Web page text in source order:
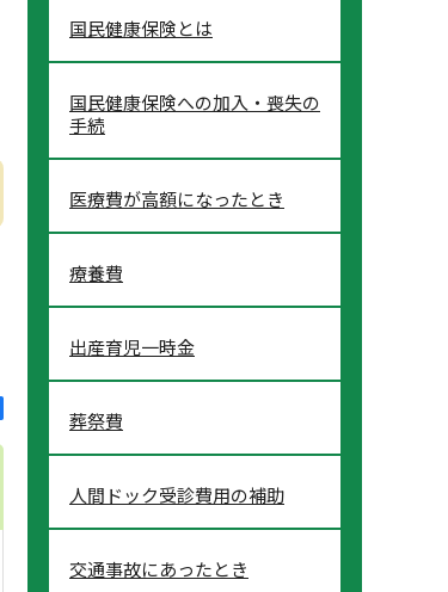
国民健康保険とは
国民健康保険への加入・喪失の
手続
医療費が高額になったとき
療養費
出産育児一時金
葬祭費
人間ドック受診費用の補助
交通事故にあったとき